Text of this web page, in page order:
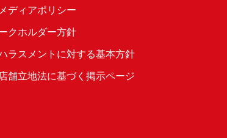
ディアポリシー
クホルダー方針
ラスメントに対する基本方針
舗立地法に基づく掲示ページ